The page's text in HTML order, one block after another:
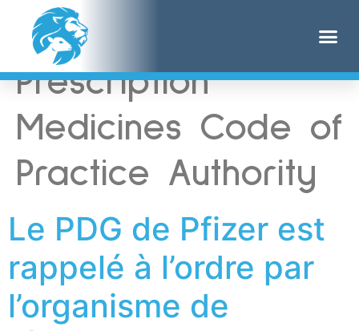
Étiquette :
Prescription
Medicines Code of
Practice Authority
Le PDG de Pfizer est
rappelé à l’ordre par
l’organisme de